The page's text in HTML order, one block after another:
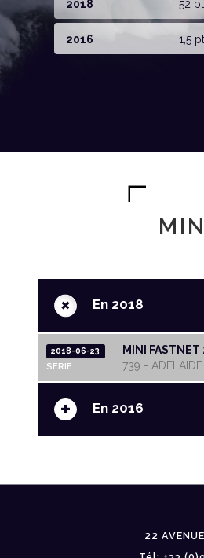
2018 52
2016 1,5
+ En 2018
2018-06-23
SERIE
MINI FASTNET
739 - ADELAIDE II
+ En 2016
22